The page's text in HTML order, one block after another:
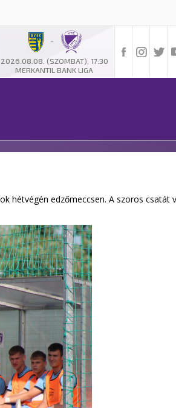
-
2026.08.08. (SZOMBAT), 17:30
MERKANTIL BANK LIGA
hétvégén edzőmeccsen. A szoros csatát